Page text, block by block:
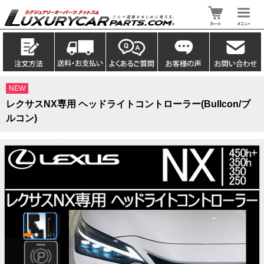
NEW
レクサスNX専用 ヘッドライトコントローラー(Bullcon/ブ
ルコン)